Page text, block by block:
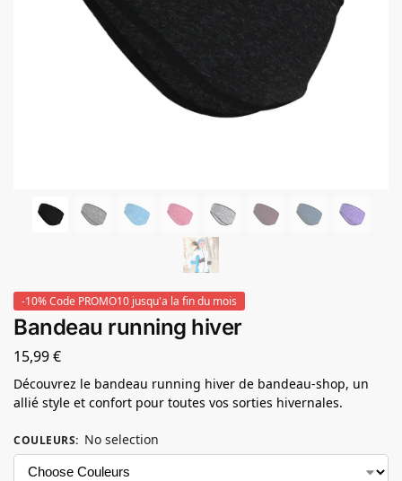
-10% Code PROMO10 jusqu'a la fin du mois
Bandeau running hiver
15,99€
Découvrez le bandeau running hiver de bandeau-shop, un
allié style et confort pour toutes vos sorties hivernales.
COULEURS: No selection